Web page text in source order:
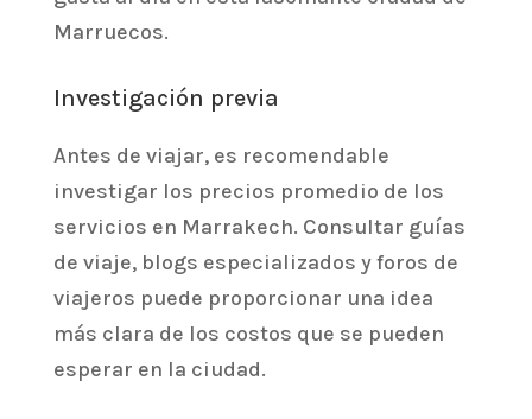
Marruecos.
Investigación previa
Antes de viajar, es recomendable
investigar los precios promedio de los
servicios en Marrakech. Consultar guías
de viaje, blogs especializados y foros de
viajeros puede proporcionar una idea
más clara de los costos que se pueden
esperar en la ciudad.